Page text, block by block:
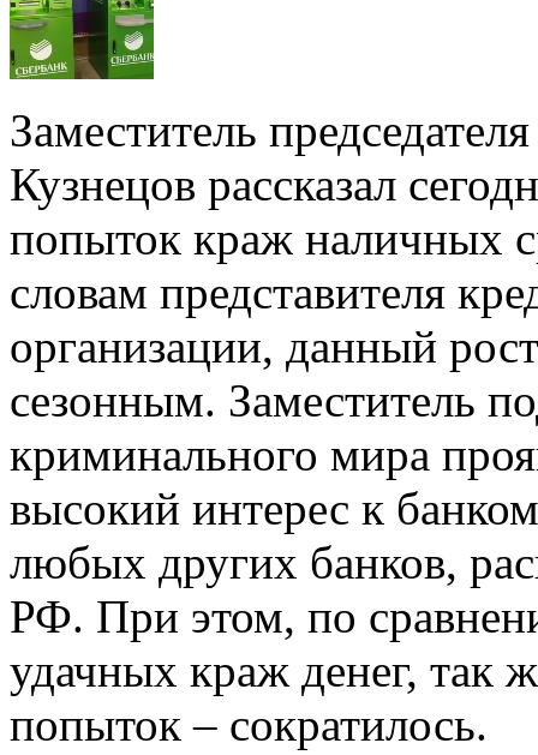
Заместитель
Кузнецов рассказал
попыток краж наличных
словам представителя
организации, данный
сезонным. Заместитель
криминального мира
высокий интерес к
любых других банков,
РФ. При этом, по
удачных краж денег, так
попыток – сократилось.